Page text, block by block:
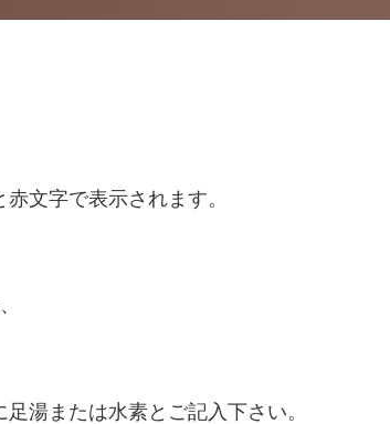
文字で表示されます。
湯または水素とご記入下さい。